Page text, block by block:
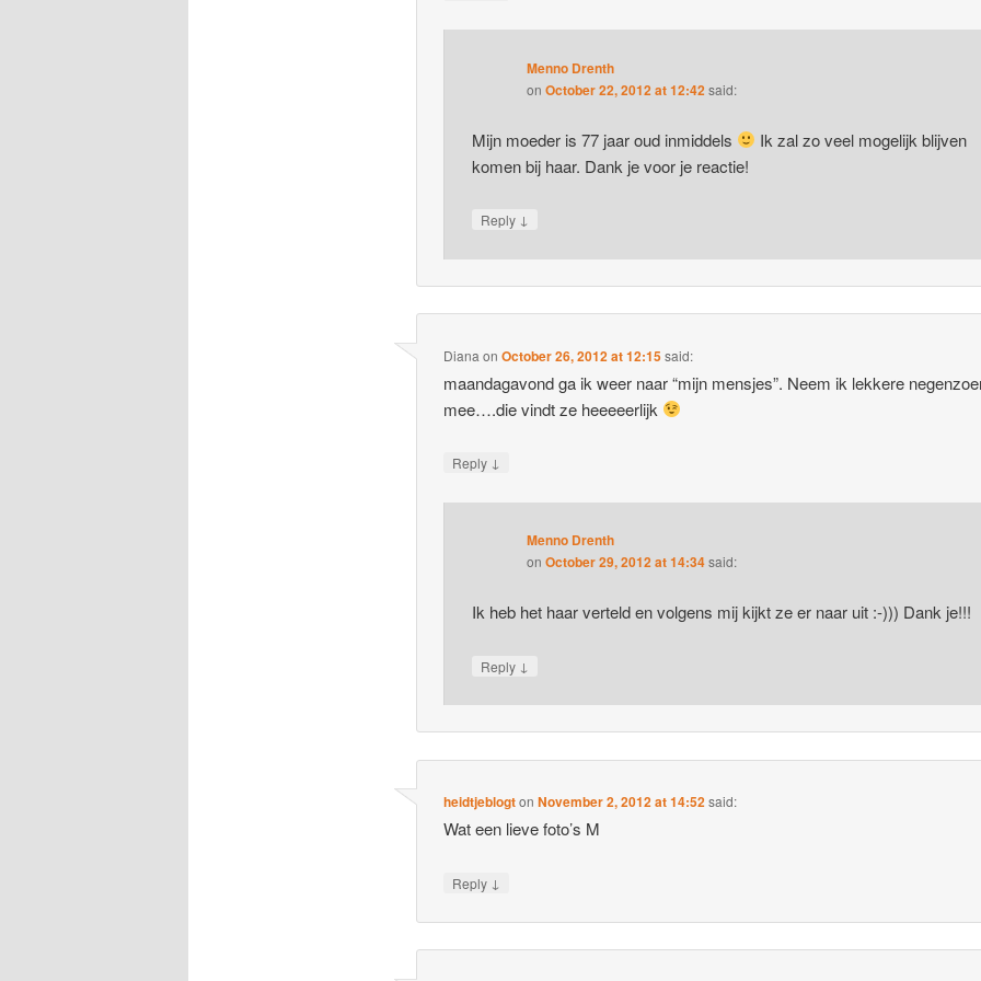
Menno Drenth
on October 22, 2012 at 12:42 said:
Mijn moeder is 77 jaar oud inmiddels
Ik zal zo veel mogelijk blijven
komen bij haar. Dank je voor je reactie!
Reply ↓
Diana onOctober 26, 2012 at 12:15said:
maandagavond ga ik weer naar “mijn mensjes”. Neem ik lekkere
mee….die vindt ze heeeeerlijk
Reply ↓
Menno Drenth
on October 29, 2012 at 14:34said:
Ik heb het haar verteld en volgens mij kijkt ze er naar uit :-))) Dank je!!!
Reply ↓
heidtjeblogtonNovember 2, 2012 at 14:52said:
Wat een lieve foto’s M
Reply ↓